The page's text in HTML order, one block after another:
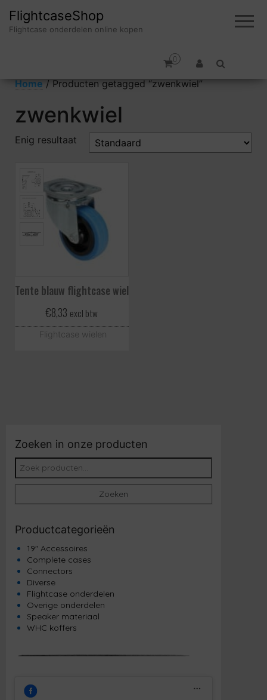
FlightcaseShop
Flightcase onderdelen online kopen
0
Home / Producten getagged “zwenkwiel”
zwenkwiel
Enig resultaat
Tente blauw flightcase wiel
€8,33 excl btw
Flightcase wielen
Zoeken in onze producten
Zoeken naar:
Zoeken
Productcategorieën
19" Accessoires
Complete cases
Connectors
Diverse
Flightcase onderdelen
Overige onderdelen
Speaker materiaal
WHC koffers